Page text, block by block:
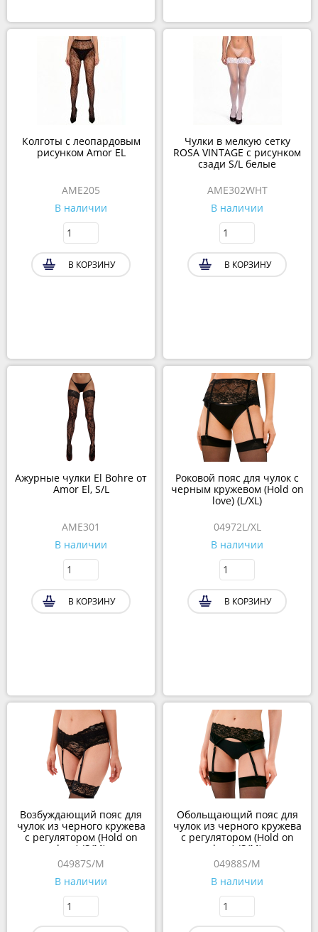
Колготы c леопардовым
рисунком Amor EL
AME205
В наличии
В КОРЗИНУ
Чулки в мелкую сетку
ROSA VINTAGE с рисунком
сзади S/L белые
AME302WHT
В наличии
В КОРЗИНУ
Ажурные чулки El Bohre от
Amor El, S/L
AME301
В наличии
В КОРЗИНУ
Роковой пояс для чулок с
черным кружевом (Hold on
love) (L/XL)
04972L/XL
В наличии
В КОРЗИНУ
Возбуждающий пояс для
чулок из черного кружева
с регулятором (Hold on
love) (S/M)
04987S/M
В наличии
Обольщающий пояс для
чулок из черного кружева
с регулятором (Hold on
love) (S/M)
04988S/M
В наличии